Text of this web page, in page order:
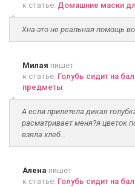
к статье: Домашние маски
Хна-это не реальная помощь
Милая пишет
к статье: Голубь сидит на
предметы
А если прилетела дикая
расматривает меня?я цветок
взяла хлеб...
Алена пишет
к статье: Голубь сидит на